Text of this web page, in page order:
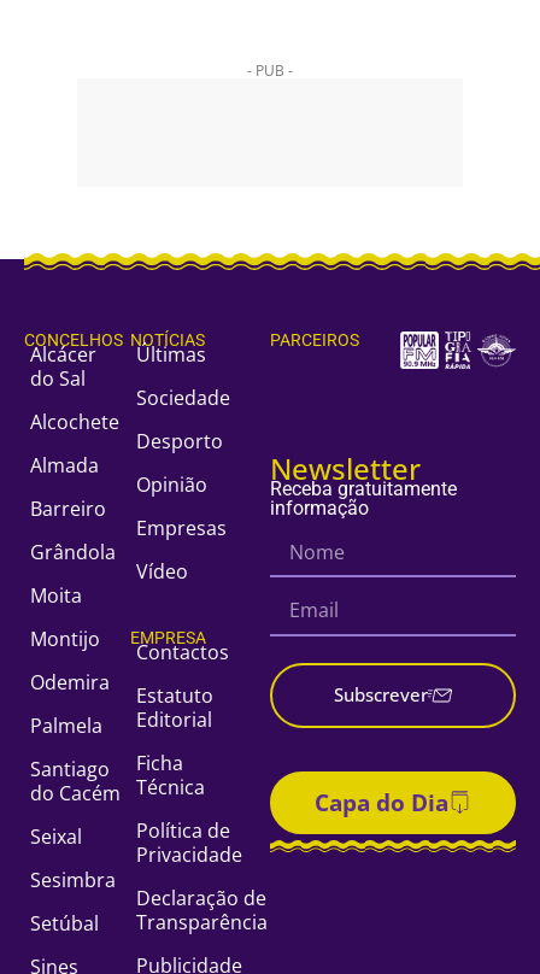
- PUB -
CONCELHOS
Alcácer
do Sal
Alcochete
Almada
Barreiro
Grândola
Moita
Montijo
Odemira
Palmela
Santiago
do Cacém
Seixal
Sesimbra
Setúbal
Sines
NOTÍCIAS
Últimas
Sociedade
Desporto
Opinião
Empresas
Vídeo
EMPRESA
Contactos
Estatuto
Editorial
Ficha
Técnica
Política de
Privacidade
Declaração de
Transparência
Publicidade
PARCEIROS
Newsletter
Receba gratuitamente
informação
Subscrever
Capa do Dia